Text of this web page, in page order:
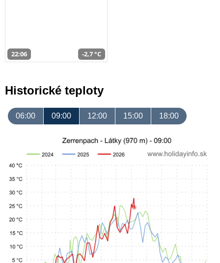
22:06 -2,7 °C
Historické teploty
06:00 09:00 12:00 15:00 18:00